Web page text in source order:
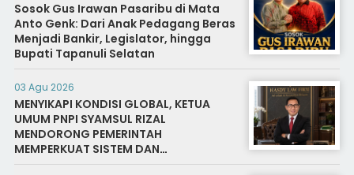
Sosok Gus Irawan Pasaribu di Mata
Anto Genk: Dari Anak Pedagang Beras
Menjadi Bankir, Legislator, hingga
Bupati Tapanuli Selatan
03 Agu 2026
MENYIKAPI KONDISI GLOBAL, KETUA
UMUM PNPI SYAMSUL RIZAL
MENDORONG PEMERINTAH
MEMPERKUAT SISTEM DAN
INFRASTRUKTUR INTELIJEN NEGARA